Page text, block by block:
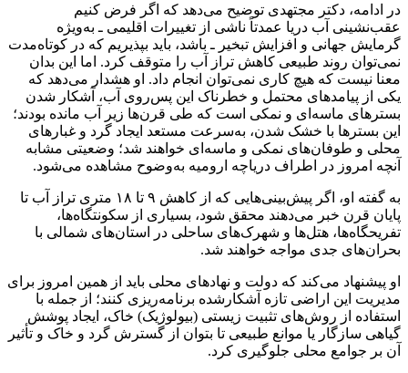
در ادامه، دکتر مجتهدی توضیح می‌دهد که اگر فرض کنیم
عقب‌نشینی آب دریا عمدتاً ناشی از تغییرات اقلیمی ـ به‌ویژه
گرمایش جهانی و افزایش تبخیر ـ باشد، باید بپذیریم که در کوتاه‌مدت
نمی‌توان روند طبیعی کاهش تراز آب را متوقف کرد. اما این بدان
معنا نیست که هیچ کاری نمی‌توان انجام داد. او هشدار می‌دهد که
یکی از پیامدهای محتمل و خطرناک این پس‌روی آب، آشکار شدن
بسترهای ماسه‌ای و نمکی است که طی قرن‌ها زیر آب مانده بودند؛
این بسترها با خشک شدن، به‌سرعت مستعد ایجاد گرد و غبارهای
محلی و طوفان‌های نمکی و ماسه‌ای خواهند شد؛ وضعیتی مشابه
آنچه امروز در اطراف دریاچه ارومیه به‌وضوح مشاهده می‌شود.
به گفته او، اگر پیش‌بینی‌هایی که از کاهش ۹ تا ۱۸ متری تراز آب تا
پایان قرن خبر می‌دهند محقق شود، بسیاری از سکونتگاه‌ها،
تفریحگاه‌ها، هتل‌ها و شهرک‌های ساحلی در استان‌های شمالی با
بحران‌های جدی مواجه خواهند شد.
او پیشنهاد می‌کند که دولت و نهادهای محلی باید از همین امروز برای
مدیریت این اراضی تازه آشکارشده برنامه‌ریزی کنند؛ از جمله با
استفاده از روش‌های تثبیت زیستی (بیولوژیک) خاک، ایجاد پوشش
گیاهی سازگار یا موانع طبیعی تا بتوان از گسترش گرد و خاک و تأثیر
آن بر جوامع محلی جلوگیری کرد.